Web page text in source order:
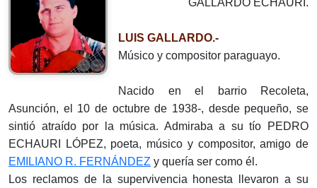
GALLARDO ECHAURI.
LUIS GALLARDO.-
Músico y compositor paraguayo.
Nacido en el barrio Recoleta,
Asunción, el 10 de octubre de 1938-, desde pequeño, se
sintió atraído por la música. Admiraba a su tío PEDRO
ECHAURI LÓPEZ, poeta, músico y compositor, amigo de
EMILIANO R. FERNÁNDEZ y quería ser como él.
Los reclamos de la supervivencia honesta llevaron a su